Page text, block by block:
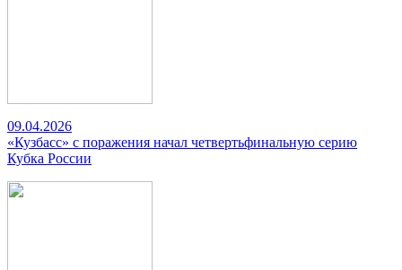
09.04.2026
«Кузбасс» с поражения начал четвертьфинальную серию
Кубка России